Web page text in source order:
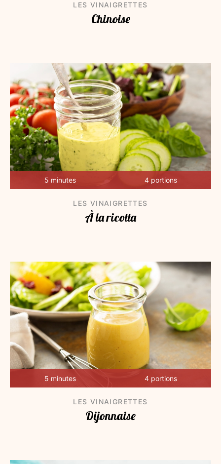
LES VINAIGRETTES
Chinoise
5 minutes 4 portions
LES VINAIGRETTES
À la ricotta
5 minutes 4 portions
LES VINAIGRETTES
Dijonnaise